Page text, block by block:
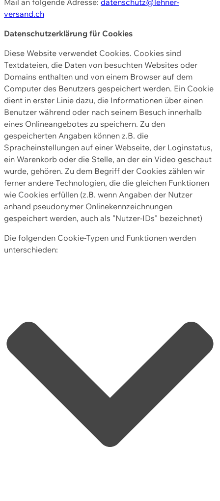
versand.ch
Datenschutzerklärung für Cookies
Diese Website verwendet Cookies. Cookies sind
Textdateien, die Daten von besuchten Websites oder
Domains enthalten und von einem Browser auf dem
Computer des Benutzers gespeichert werden. Ein Cookie
dient in erster Linie dazu, die Informationen über einen
Benutzer während oder nach seinem Besuch innerhalb
eines Onlineangebotes zu speichern. Zu den
gespeicherten Angaben können z.B. die
Spracheinstellungen auf einer Webseite, der Loginstatus,
ein Warenkorb oder die Stelle, an der ein Video geschaut
wurde, gehören. Zu dem Begriff der Cookies zählen wir
ferner andere Technologien, die die gleichen Funktionen
wie Cookies erfüllen (z.B. wenn Angaben der Nutzer
anhand pseudonymer Onlinekennzeichnungen
gespeichert werden, auch als "Nutzer-IDs" bezeichnet)
Die folgenden Cookie-Typen und Funktionen werden
unterschieden: